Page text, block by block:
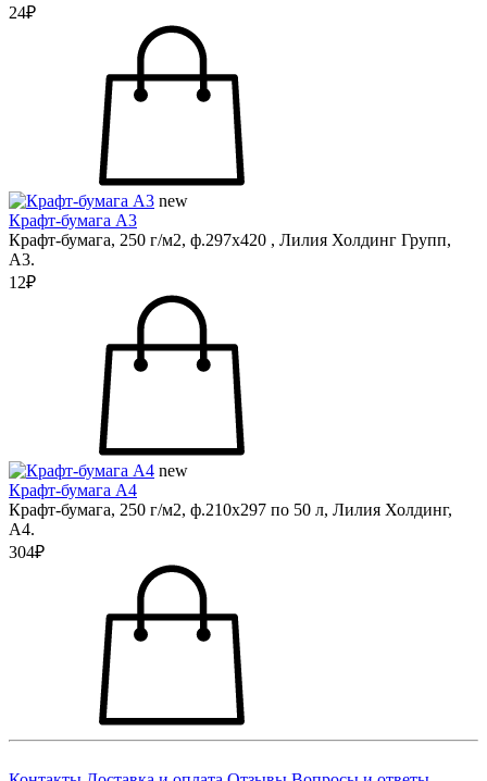
24₽
new
Крафт-бумага А3
Крафт-бумага, 250 г/м2, ф.297х420 , Лилия Холдинг Групп,
А3.
12₽
new
Крафт-бумага А4
Крафт-бумага, 250 г/м2, ф.210х297 по 50 л, Лилия Холдинг,
А4.
304₽